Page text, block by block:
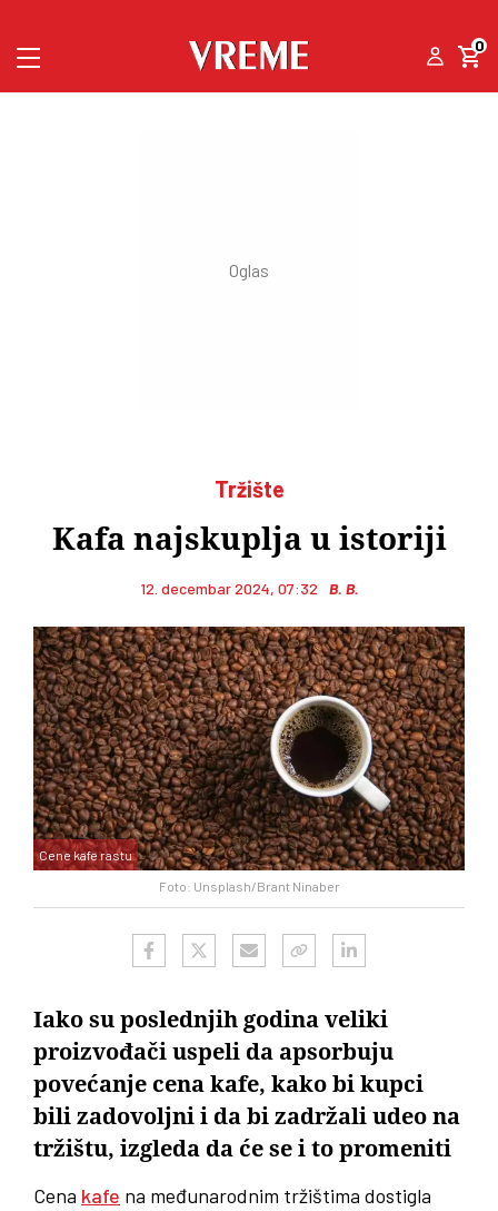
0
Tržište
Kafa najskuplja u istoriji
12. decembar 2024, 07:32 B. B.
Foto: Unsplash/Brant Ninaber
Cene kafe rastu
Iako su poslednjih godina veliki
proizvođači uspeli da apsorbuju
povećanje cena kafe, kako bi kupci
bili zadovoljni i da bi zadržali udeo na
tržištu, izgleda da će se i to promeniti
Cena kafe na međunarodnim tržištima dostigla